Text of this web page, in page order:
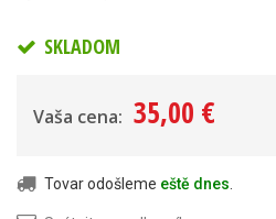
SKLADOM
Vaša cena: 35,00 €
Tovar odošleme eště dnes